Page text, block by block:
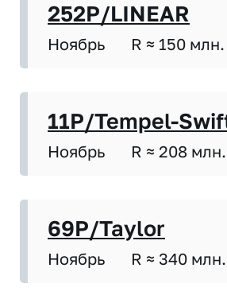
252P/LINEAR
Ноябрь R ≈ 150
11P/Tempel-
Ноябрь R ≈ 208
69P/Taylor
Ноябрь R ≈ 340